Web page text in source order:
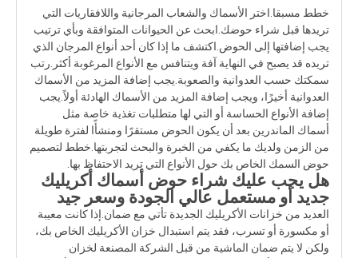
خطط مسبقا.اختر الأسماك والشعاب المرجانية واللافقاريات التي
تريدها قبل شراء حوضك.ابحث عن الحيوانات المتوافقة وبأي ترتيب
يجب إضافتها إلى الحوض.اكتشف ما إذا كان أحد أنواع المرجان الذي
تريده قد يصبح في النهاية آفة ويتنافس مع الأنواع المرغوبة أكثر.رتب
سمكتك حسب العدوانية والصعوبة.يجب إضافة المزيد من الأسماك
العدوانية أخيرًا، ويجب إضافة المزيد من الأسماك الهادئة أولاً.يجب
إضافة الأنواع الحساسة أو التي لها متطلبات تغذية خاصة مثل
أسماك الماندرين بعد أن يكون الحوض مستقرًا ومنشأًا لفترة طويلة
من الزمن ولديك ما يكفي من الخبرة والبحث لتجربتها.خطط لتصميم
حوض السمك الخاص بك حول الأنواع التي تريد الاحتفاظ بها.
هل يجب عليك شراء حوض أسماك أكريليك
جديد أو مستعمل عالي الجودة وسعر جيد
العديد من خزانات الأكريليك الجديدة تأتي مع ضمان.إذا كانت معيبة
أو مكسورة أو تسرب، فقد يتم استبدال خزان الأكريليك الخاص بك،
ولكن لا يتم ضمان الماشية من قبل الشركة المصنعة لخزان